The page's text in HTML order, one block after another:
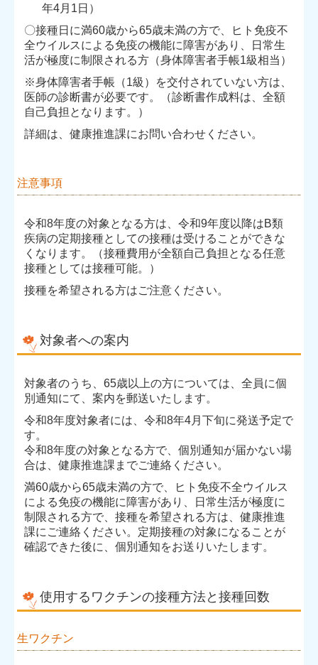
年4月1日）
〇接種日に満60歳から65歳未満の方で、ヒト免疫不
全ウイルスによる免疫の機能に障害があり、日常生
活が極度に制限される方（身体障害者手帳1級相当）
※身体障害者手帳（1級）を交付されていない方は、
医師の診断書が必要です。（診断書作成料は、全額
自己負担となります。）
詳細は、健康推進課にお問い合わせください。
注意事項
令和8年度の対象となる方は、令和9年度以降はB類
疾病の定期接種としての接種は受けることができな
くなります。（接種費用が全額自己負担となる任意
接種としては接種可能。）
接種を希望される方はご注意ください。
対象者への案内
対象者のうち、65歳以上の方については、全員に個
別通知にて、案内を郵送いたします。
令和8年度対象者には、令和8年4月下旬に発送予定で
す。
令和8年度の対象となる方で、個別通知が届かない場
合は、健康推進課までご連絡ください。
満60歳から65歳未満の方で、ヒト免疫不全ウイルス
による免疫の機能に障害があり、日常生活が極度に
制限される方で、接種を希望される方は、健康推進
課にご連絡ください。定期接種の対象になることが
確認できた後に、個別通知をお送りいたします。
使用するワクチンの接種方法と接種回数
生ワクチン